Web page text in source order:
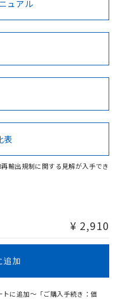
Cd Cr(VI)
があります。
ュアル
表
輸出規制に関する見解が入手でき
¥ 2,910
追加
に追加～「ご購入手続き：価